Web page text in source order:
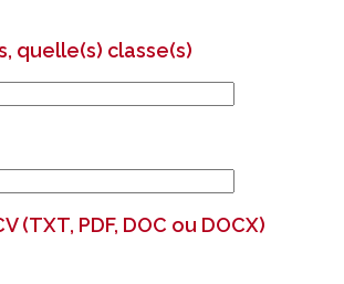
quelle(s) classe(s)
(TXT, PDF, DOC ou DOCX)